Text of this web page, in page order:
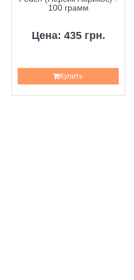
100 грамм
Цена: 435 грн.
Купить